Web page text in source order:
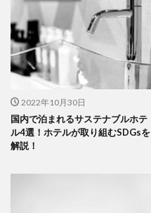
2022年10月30日
国内で泊まれるサステナブルホテ
ル4選！ホテルが取り組むSDGsを
解説！